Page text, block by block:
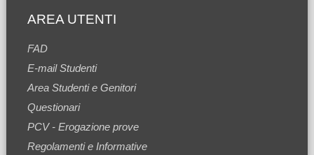
AREA UTENTI
FAD
E-mail Studenti
Area Studenti e Genitori
Questionari
PCV - Erogazione prove
Regolamenti e Informative